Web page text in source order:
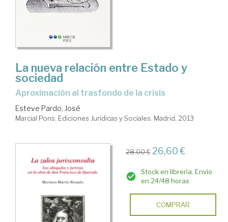
La nueva relación entre Estado y
sociedad
Aproximación al trasfondo de la crisis
Esteve Pardo, José
Marcial Pons, Ediciones Jurídicas y Sociales. Madrid, 2013
28,00 € 26,60 €
Stock en librería. Envío
en 24/48 horas
COMPRAR